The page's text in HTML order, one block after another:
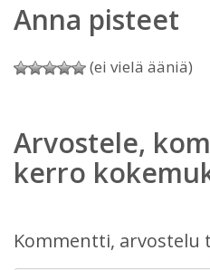
Anna pisteet
(ei vielä ääniä)
Arvostele,
kerro
Kommentti, arvostelu